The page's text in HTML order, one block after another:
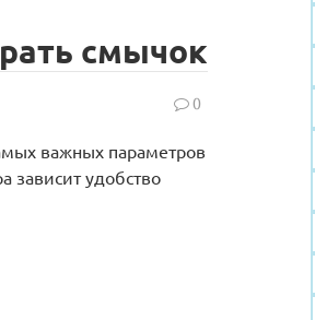
смычок
0
важных параметров
зависит удобство